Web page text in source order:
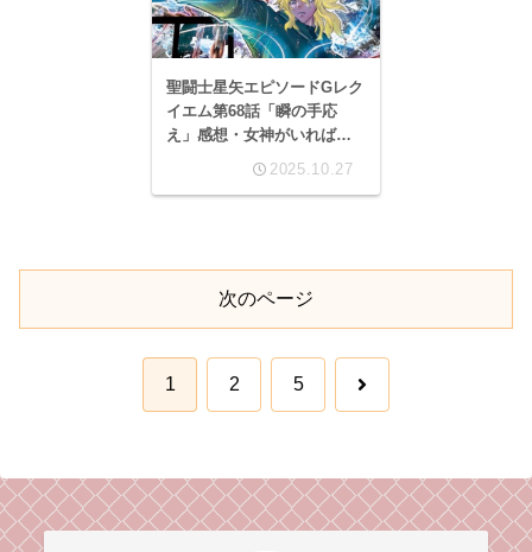
聖闘士星矢エピソードGレク
イエム第68話「瞬の手応
え」感想・女神がいれば、
2025.10.27
次のページ
1 2 5 次